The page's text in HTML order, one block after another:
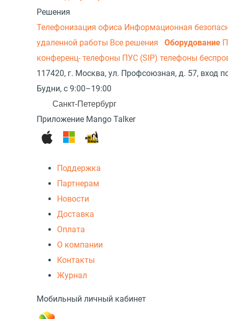
Решения
Телефонизация офиса Информационная
удаленной работы Все решения Оборудование
конференц- телефоны ПУС (SIP) телефоны
117420, г. Москва, ул. Профсоюзная, д. 57, вход
Будни, с 9:00–19:00
Санкт-Петербург
Приложение Mango Talker
Поддержка
Партнерам
Новости
Доставка
Оплата
О компании
Контакты
Журнал
Мобильный личный кабинет